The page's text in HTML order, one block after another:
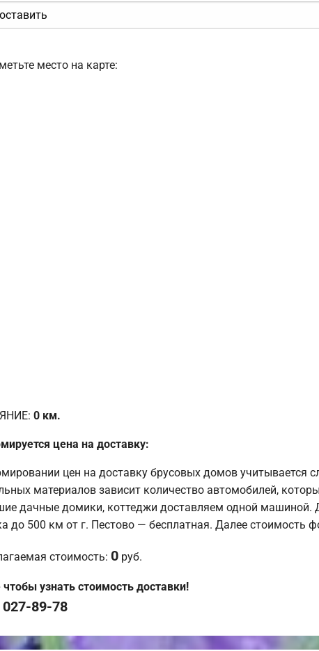
место на карте:
0 км.
цена на доставку:
цен на доставку брусовых домов учитывается
материалов зависит количество автомобилей,
дачные домики, коттеджи доставляем одной
до 500 км от г. Пестово — бесплатная. Далее стоимость
стоимость: 0 руб.
чтобы узнать стоимость доставки!
027-89-78